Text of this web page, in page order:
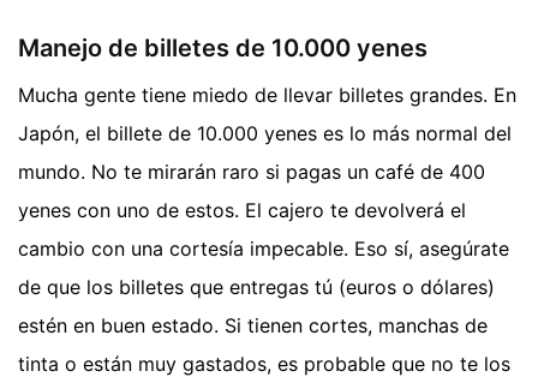
Manejo de billetes de 10.000 yenes
Mucha gente tiene miedo de llevar billetes grandes. En
Japón, el billete de 10.000 yenes es lo más normal del
mundo. No te mirarán raro si pagas un café de 400
yenes con uno de estos. El cajero te devolverá el
cambio con una cortesía impecable. Eso sí, asegúrate
de que los billetes que entregas tú (euros o dólares)
estén en buen estado. Si tienen cortes, manchas de
tinta o están muy gastados, es probable que no te los